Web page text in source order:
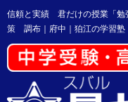
信頼と実績 君だけの授業「勉
策 調布｜府中｜狛江の学習